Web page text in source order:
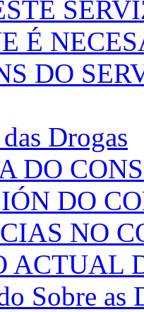
É
DO
Drogas
DO
DO
NO
ACTUAL
Sobre as